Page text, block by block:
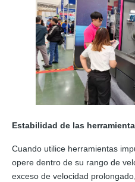
Estabilidad de las
Cuando utilice herramientas
opere dentro de su rango de
exceso de velocidad